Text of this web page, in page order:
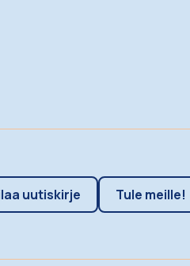
uutiskirje Tule meille!